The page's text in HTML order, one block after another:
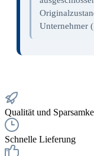
Unternehmer
Qualität und
Schnelle Lieferung